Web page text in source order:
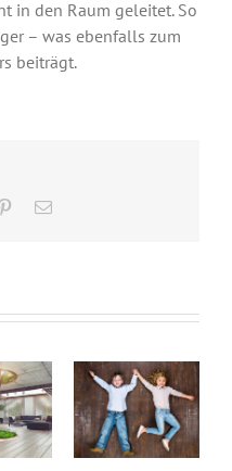
in den Raum geleitet. So
– was ebenfalls zum
beiträgt.
PinterestEmail